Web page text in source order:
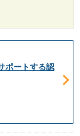
ポートする認